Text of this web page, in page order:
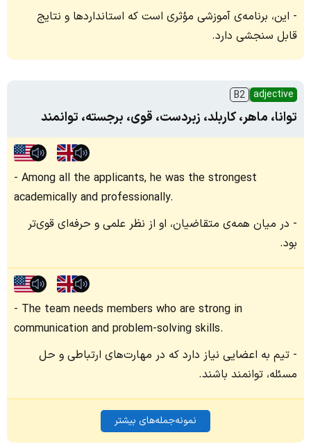
این، برنامه‌ی آموزشی مؤثری است که استانداردها و نتایج
قابل سنجشی دارد.
adjective
B2
توانا، ماهر، کاربلد، زبردست، قوی، برجسته، توانمند
Among all the applicants, he was the strongest
academically and professionally.
در میان همه‌ی متقاضیان، او از نظر علمی و حرفه‌ای قوی‌تر
بود.
The team needs members who are strong in
communication and problem-solving skills.
تیم به اعضایی نیاز دارد که در مهارت‌های ارتباطی و حل
مسئله، توانمند باشند.
نمونه‌جمله‌های بیشتر